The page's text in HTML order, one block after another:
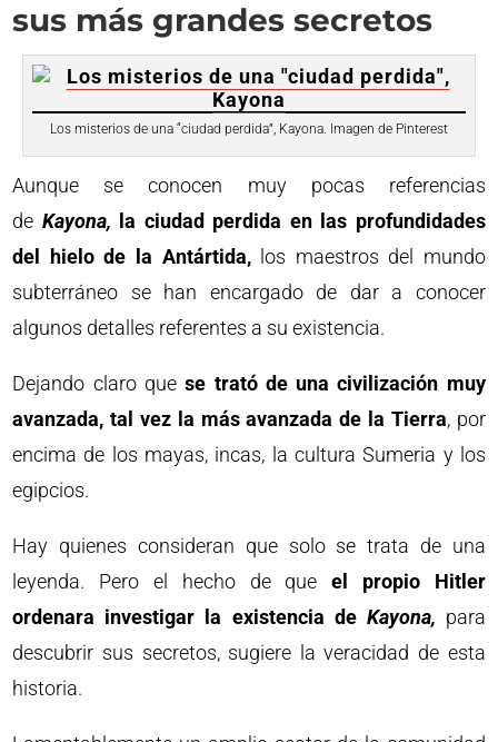
sus más grandes secretos
Los misterios de una “ciudad perdida”, Kayona. Imagen de Pinterest
Aunque se conocen muy pocas referencias
de Kayona,
la ciudad perdida en las profundidades
del hielo de la Antártida,los maestros del mundo
subterráneo se han encargado de dar a conocer
algunos detalles referentes a su existencia.
Dejando claro quese trató de una civilización muy
avanzada, tal vez la más avanzada de la Tierra, por
encima de los mayas, incas, la cultura Sumeria y los
egipcios.
Hay quienes consideran que solo se trata de una
leyenda. Pero el hecho de queel propio Hitler
ordenara investigar la existencia de Kayona, para
descubrir sus secretos, sugiere la veracidad de esta
historia.